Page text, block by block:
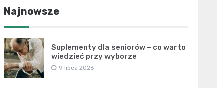
Najnowsze
Suplementy dla seniorów – co warto
wiedzieć przy wyborze
9 lipca 2026